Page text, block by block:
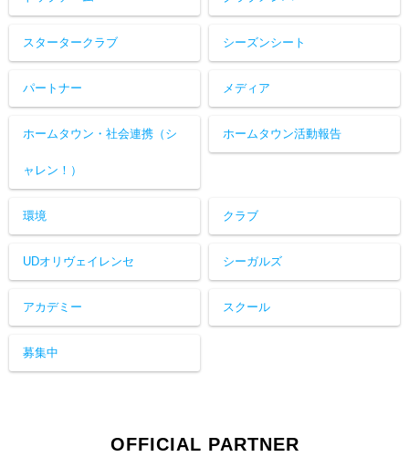
スタータークラブ シーズンシート
パートナー メディア
ホームタウン・社会連携（シ
ャレン！）
ホームタウン活動報告
環境 クラブ
UDオリヴェイレンセ シーガルズ
アカデミー スクール
募集中
OFFICIAL PARTNER